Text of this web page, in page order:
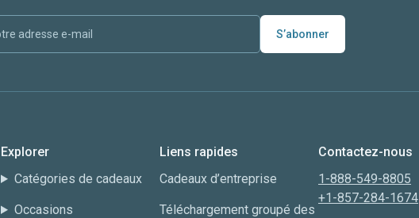
S’abonner
Explorer
Catégories de cadeaux
Occasions
Liens rapides
Cadeaux d’entreprise
Téléchargement groupé des
Contactez-nous
1-888-549-8805
+1-857-284-1674